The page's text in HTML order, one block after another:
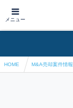
メニュー
HOME M&A売却案件情報